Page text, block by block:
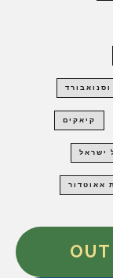
וסנואבורד
קיאקים
ישראל
אאוטדור